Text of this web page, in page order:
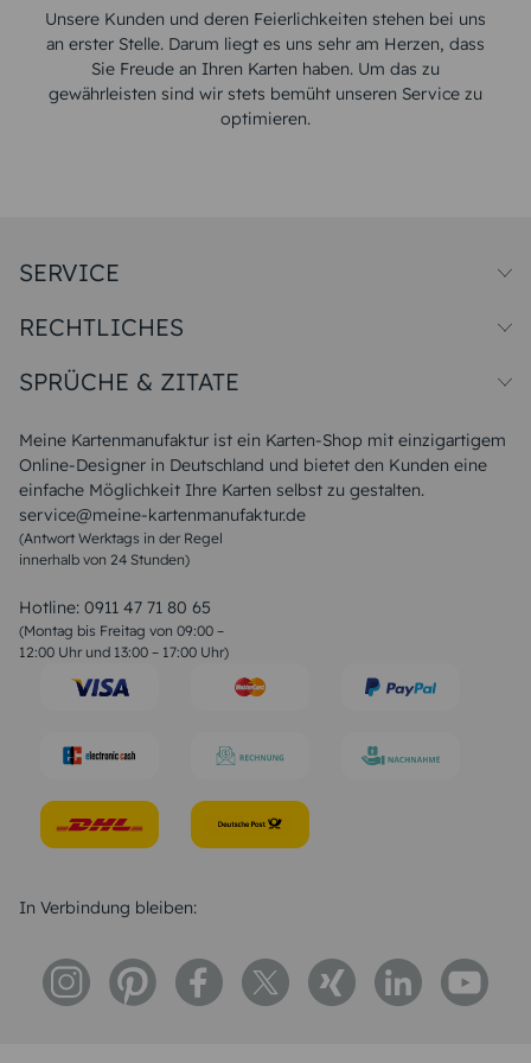
Unsere Kunden und deren Feierlichkeiten stehen bei uns
an erster Stelle. Darum liegt es uns sehr am Herzen, dass
Sie Freude an Ihren Karten haben. Um das zu
gewährleisten sind wir stets bemüht unseren Service zu
optimieren.
Meine Kartenmanufaktur ist ein Karten-Shop mit einzigartigem
Online-Designer in Deutschland und bietet den Kunden eine
einfache Möglichkeit Ihre Karten selbst zu gestalten.
service@meine-kartenmanufaktur.de
(Antwort Werktags in der Regel
innerhalb von 24 Stunden)
Hotline: 0911 47 71 80 65
(Montag bis Freitag von 09:00 –
12:00 Uhr und 13:00 – 17:00 Uhr)
SERVICE
Papiersorten
Unsere Produktion
Magazin
FAQ
RECHTLICHES
Widerrufsbelehrung
SPRÜCHE & ZITATE
Liebeskummer Sprüche
Sommer Sprüche
Muttertagssprüche
Sprüche zur Hochzeit
Sprüche zur Konfirmation & Kommunion
Weihnachtsgedichte
Liebessprüche
Geburtstagssprüche
Trauersprüche
Konfirmation Glückwünsche
In Verbindung bleiben: